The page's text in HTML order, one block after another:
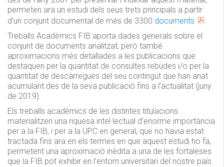
permeten ara un estudi dels seus trets principals a partir
d’un conjunt documental de més de 3300 documents
.
Treballs Acadèmics FIB aporta dades generals sobre el
conjunt de documents analitzat, però també
aproximacions més detallades a les publicacions que
destaquen per la quantitat de consultes rebudes i/o per la
quantitat de descàrregues del seu contingut que han anat
acumulant des de la seva publicació fins a l’actualitat (juny
de 2019).
Els treballs acadèmics de les distintes titulacions
materialitzen una riquesa intel·lectual d’enorme importància
per a la FIB, i per a la UPC en general, que no havia estat
tractada fins ara en els termes en que aquest estudi ho fa,
permetent una aproximació inèdita a una de les fortaleses
que la FIB pot exhibir en l’entorn universitari del nostre país.